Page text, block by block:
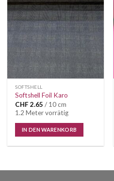
Auf die
Wunschliste
SOFTSHELL
Softshell Foil Karo
CHF 2.65 / 10 cm
1.2 Meter vorrätig
IN DEN WARENKORB